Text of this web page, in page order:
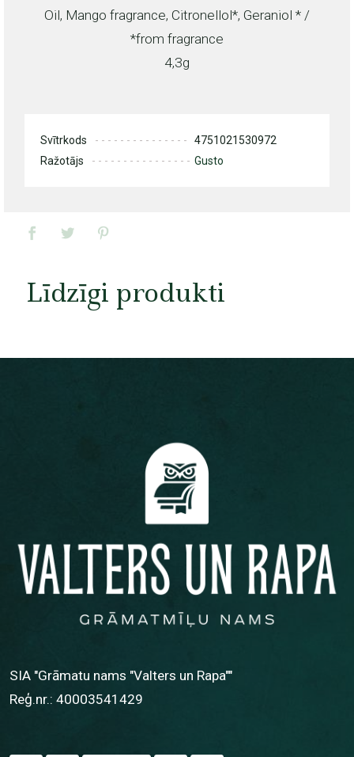
Oil, Mango fragrance, Citronellol*, Geraniol * /
*from fragrance
4,3g
Svītrkods
4751021530972
Ražotājs
Gusto
Līdzīgi produkti
SIA "Grāmatu nams "Valters un Rapa""
Reģ.nr.: 40003541429